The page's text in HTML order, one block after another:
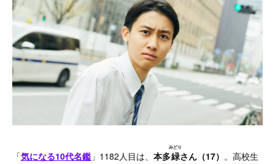
「気になる10代名鑑 」1182人目は、 本多緑
みどり
さん（17） 。高校生